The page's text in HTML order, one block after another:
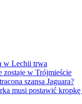
w Lechii trwa
zostaje w Trójmieście
szansa Jaguara?
musi postawić